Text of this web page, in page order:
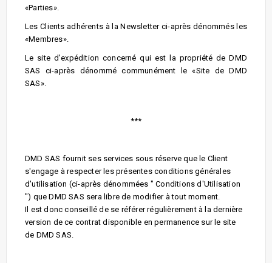
«Parties».
Les Clients adhérents à la Newsletter ci-après dénommés les
«Membres».
Le site d'expédition concerné qui est la propriété de DMD
SAS ci-après dénommé communément le «Site de DMD
SAS».
***
DMD SAS fournit ses services sous réserve que le Client
s'engage à respecter les présentes conditions générales
d'utilisation (ci-après dénommées " Conditions d'Utilisation
") que DMD SAS sera libre de modifier à tout moment.
Il est donc conseillé de se référer régulièrement à la dernière
version de ce contrat disponible en permanence sur le site
de DMD SAS.